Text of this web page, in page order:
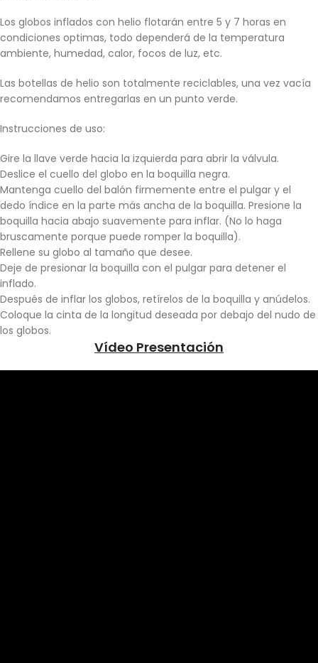
Los globos inflados con helio flotarán entre 5 y 7 horas en
condiciones optimas, todo dependerá de la temperatura
ambiente, humedad, calor, focos de luz, etc.
Las botellas de helio son totalmente reciclables, una vez vacía
recomendamos entregarlas en un punto verde.
Instrucciones de uso:
Gire la llave verde hacia la izquierda para abrir la válvula.
Deslice el cuello del globo en la boquilla negra.
Mantenga cuello del balón firmemente entre el pulgar y el
dedo índice en la parte más ancha de la boquilla. Presione la
boquilla hacia abajo suavemente para inflar. (No lo haga
bruscamente porque puede romper la boquilla).
Rellene su globo al tamaño que desee.
Deje de presionar la boquilla con el pulgar para detener el
inflado.
Después de inflar los globos, retírelos de la boquilla y anúdelos.
Coloque la cinta de la longitud deseada por debajo del nudo de
los globos.
Vídeo Presentación